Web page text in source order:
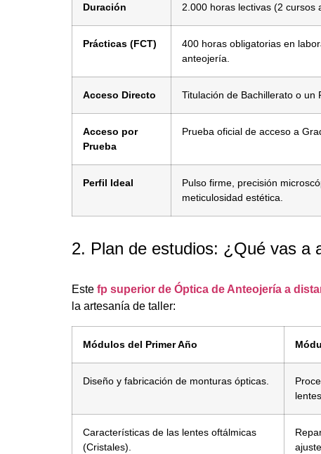
Duración 2.000 horas lectivas (2 cursos
Prácticas (FCT)
400 horas obligatorias en
anteojería.
Acceso Directo Titulación de Bachillerato o un
Acceso por
Prueba
Prueba oficial de acceso a
Perfil Ideal
Pulso firme, precisión
meticulosidad estética.
2. Plan de estudios: ¿Qué vas a
Este fp superior de Óptica de Anteojería a
la artesanía de taller:
Módulos del Primer Año
Diseño y fabricación de monturas ópticas.
lentes.
Características de las lentes oftálmicas
(Cristales).